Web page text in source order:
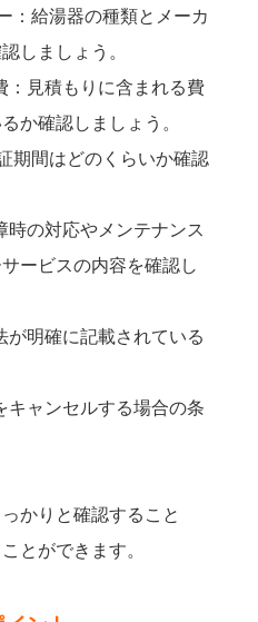
：給湯器の種類とメーカ
しましょう。
：見積もりに含まれる費
か確認しましょう。
期間はどのくらいか確認
時の対応やメンテナンス
ービスの内容を確認し
が明確に記載されている
キャンセルする場合の条
かりと確認すること
とができます。